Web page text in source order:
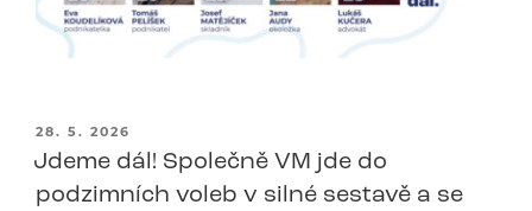
PUBLIKOVÁNO
28. 5. 2026
Jdeme dál! Společně VM jde do
podzimních voleb v silné sestavě a se